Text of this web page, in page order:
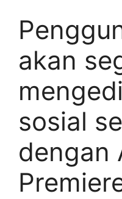
akan
sosial
dengan